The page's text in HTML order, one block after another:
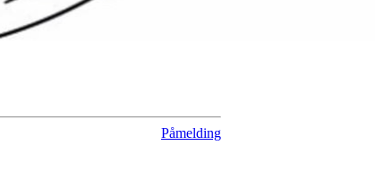
Påmelding